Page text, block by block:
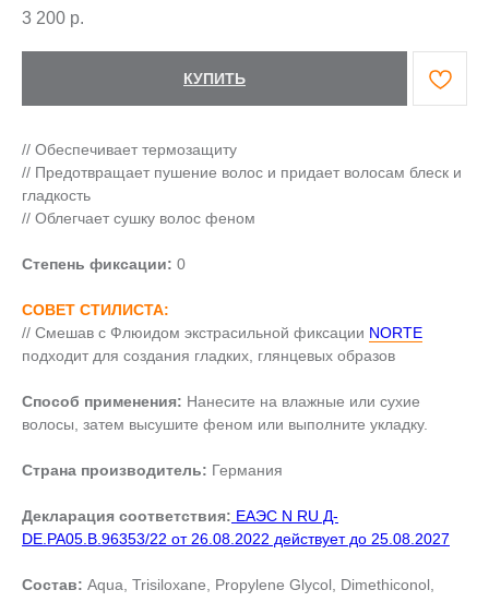
3 200 р.
КУПИТЬ
// Обеспечивает термозащиту
// Предотвращает пушение волос и придает волосам блеск и
гладкость
// Облегчает сушку волос феном
Степень фиксации: 0
СОВЕТ СТИЛИСТА:
// Смешав с Флюидом экстрасильной фиксации NORTE
подходит для создания гладких, глянцевых образов
Способ применения: Нанесите на влажные или сухие
волосы, затем высушите феном или выполните укладку.
Страна производитель: Германия
Декларация соответствия: ЕАЭС N RU Д-
DE.РА05.В.96353/22 от 26.08.2022 действует до 25.08.2027
Состав: Aqua, Trisiloxane, Propylene Glycol, Dimethiconol,